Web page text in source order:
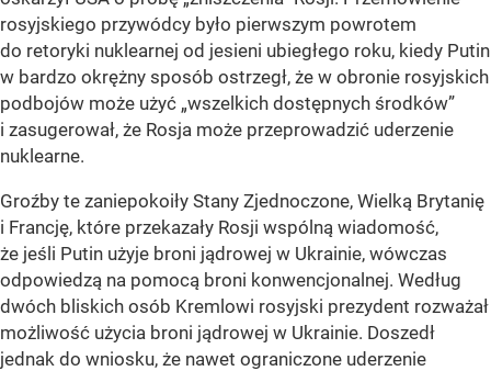
rosyjskiego przywódcy było pierwszym powrotem
do retoryki nuklearnej od jesieni ubiegłego roku, kiedy Putin
w bardzo okrężny sposób ostrzegł, że w obronie rosyjskich
podbojów może użyć „wszelkich dostępnych środków”
i zasugerował, że Rosja może przeprowadzić uderzenie
nuklearne.
Groźby te zaniepokoiły Stany Zjednoczone, Wielką Brytanię
i Francję, które przekazały Rosji wspólną wiadomość,
że jeśli Putin użyje broni jądrowej w Ukrainie, wówczas
odpowiedzą na pomocą broni konwencjonalnej. Według
dwóch bliskich osób Kremlowi rosyjski prezydent rozważał
możliwość użycia broni jądrowej w Ukrainie. Doszedł
jednak do wniosku, że nawet ograniczone uderzenie